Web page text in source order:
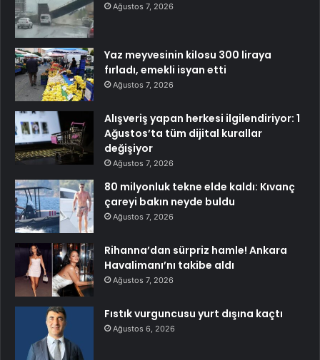
Ağustos 7, 2026
Yaz meyvesinin kilosu 300 liraya
fırladı, emekli isyan etti
Ağustos 7, 2026
Alışveriş yapan herkesi ilgilendiriyor: 1
Ağustos’ta tüm dijital kurallar
değişiyor
Ağustos 7, 2026
80 milyonluk tekne elde kaldı: Kıvanç
çareyi bakın neyde buldu
Ağustos 7, 2026
Rihanna’dan sürpriz hamle! Ankara
Havalimanı’nı takibe aldı
Ağustos 7, 2026
Fıstık vurguncusu yurt dışına kaçtı
Ağustos 6, 2026